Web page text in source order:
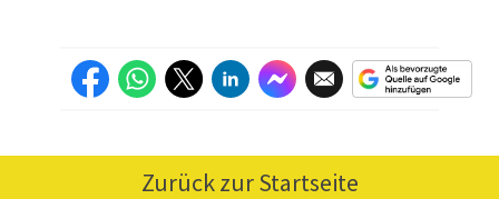
Zurück zur Startseite